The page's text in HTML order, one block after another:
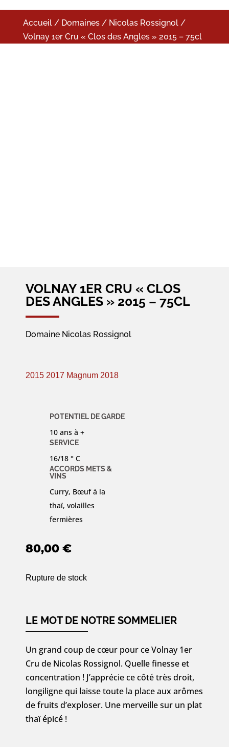
Accueil/ Domaines/ Nicolas Rossignol/
Volnay 1er Cru « Clos des Angles » 2015 – 75cl
VOLNAY 1ER CRU « CLOS
DES ANGLES » 2015 – 75CL
Domaine Nicolas Rossignol
2015 2017 Magnum 2018
POTENTIEL DE GARDE
10 ans à +
SERVICE
16/18 ° C
ACCORDS METS &
VINS
Curry, Bœuf à la
thaï, volailles
fermières
80,00 €
Rupture de stock
LE MOT DE NOTRE SOMMELIER
Un grand coup de cœur pour ce Volnay 1er
Cru de Nicolas Rossignol. Quelle finesse et
concentration ! J’apprécie ce côté très droit,
longiligne qui laisse toute la place aux arômes
de fruits d’exploser. Une merveille sur un plat
thaï épicé !